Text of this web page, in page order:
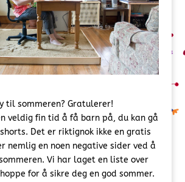
til sommeren? Gratulerer!
veldig fin tid å få barn på, du kan gå
Det er riktignok ikke en gratis
nemlig en noen negative sider ved å
Vi har laget en liste over
for å sikre deg en god sommer.